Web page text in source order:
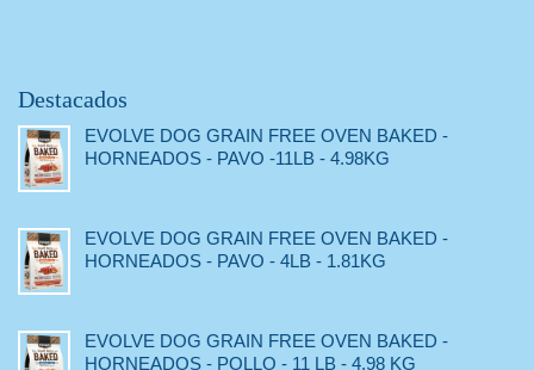
Destacados
EVOLVE DOG GRAIN FREE OVEN BAKED -
HORNEADOS - PAVO -11LB - 4.98KG
EVOLVE DOG GRAIN FREE OVEN BAKED -
HORNEADOS - PAVO - 4LB - 1.81KG
EVOLVE DOG GRAIN FREE OVEN BAKED -
HORNEADOS - POLLO - 11 LB - 4.98 KG